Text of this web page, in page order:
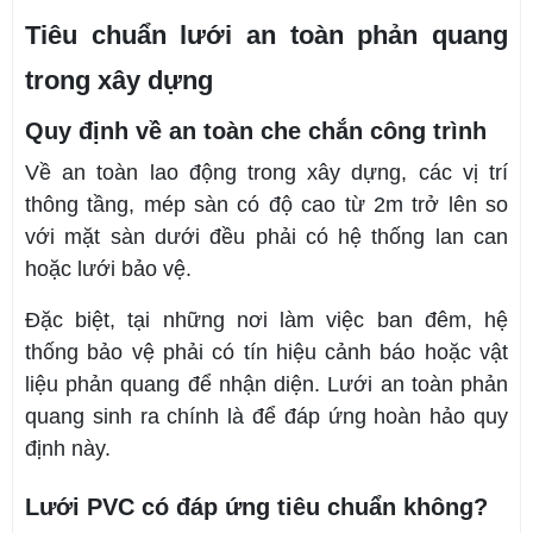
Tiêu chuẩn lưới an toàn phản quang
trong xây dựng
Quy định về an toàn che chắn công trình
Về an toàn lao động trong xây dựng, các vị trí
thông tầng, mép sàn có độ cao từ 2m trở lên so
với mặt sàn dưới đều phải có hệ thống lan can
hoặc lưới bảo vệ.
Đặc biệt, tại những nơi làm việc ban đêm, hệ
thống bảo vệ phải có tín hiệu cảnh báo hoặc vật
liệu phản quang để nhận diện. Lưới an toàn phản
quang sinh ra chính là để đáp ứng hoàn hảo quy
định này.
Lưới PVC có đáp ứng tiêu chuẩn không?